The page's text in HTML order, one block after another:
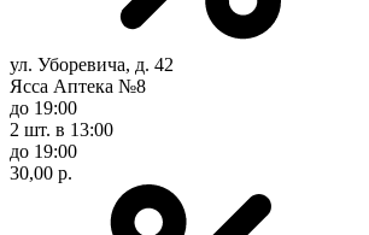
ул. Уборевича, д. 42
Ясса Аптека №8
до 19:00
2 шт. в 13:00
до 19:00
30,00 р.